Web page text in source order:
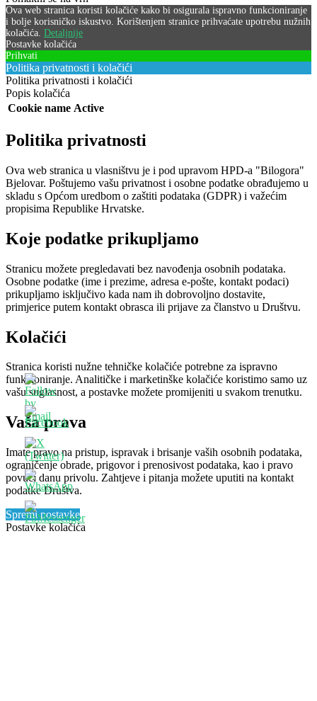
Ova web stranica koristi kolačiće kako bi osigurala ispravno funkcioniranje
i bolje korisničko iskustvo. Korištenjem stranice prihvaćate upotrebu nužnih
kolačića. Detaljnije
Postavke kolačića
Prihvati
Politika privatnosti i kolačići
Politika privatnosti i kolačići
Popis kolačića
Cookie name Active
Politika privatnosti
Ova web stranica u vlasništvu je i pod upravom HPD-a "Bilogora"
Bjelovar. Poštujemo vašu privatnost i osobne podatke obrađujemo u
skladu s Općom uredbom o zaštiti podataka (GDPR) i važećim
propisima Republike Hrvatske.
Koje podatke prikupljamo
Stranicu možete pregledavati bez navođenja osobnih podataka.
Osobne podatke (ime i prezime, adresa e-pošte, kontakt podaci)
prikupljamo isključivo kada nam ih dobrovoljno dostavite,
primjerice putem kontakt obrasca ili prijave za članstvo u Društvu.
Kolačići
Stranica koristi nužne tehničke kolačiće potrebne za ispravno
funkcioniranje. Analitičke i marketinške kolačiće koristimo samo uz
vašu suglasnost, a postavke možete promijeniti u svakom trenutku.
Vaša prava
Imate pravo na pristup, ispravak i brisanje vaših osobnih podataka,
ograničenje obrade, prigovor i prenosivost podataka, kao i pravo
povući danu privolu. Zahtjeve i pitanja možete uputiti na kontakt
podatke Društva.
Spremi postavke
Postavke kolačića